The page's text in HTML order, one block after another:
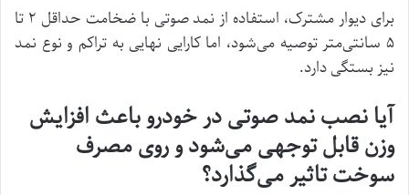
برای دیوار مشترک، استفاده از نمد صوتی با ضخامت حداقل ۲ تا
۵ سانتی‌متر توصیه می‌شود، اما کارایی نهایی به تراکم و نوع نمد
نیز بستگی دارد.
آیا نصب نمد صوتی در خودرو باعث افزایش
وزن قابل توجهی می‌شود و روی مصرف
سوخت تاثیر می‌گذارد؟